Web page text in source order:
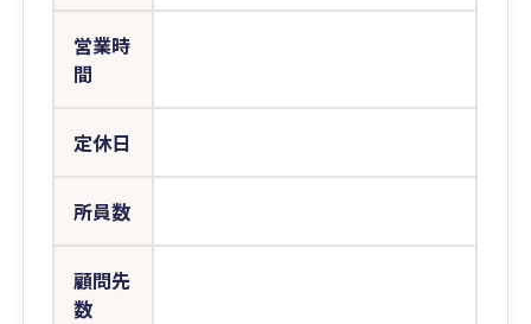
営業時
間
定休日
所員数
顧問先
数